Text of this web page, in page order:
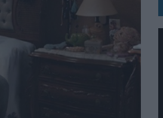
2026
DE EUROS
PRESIDENT